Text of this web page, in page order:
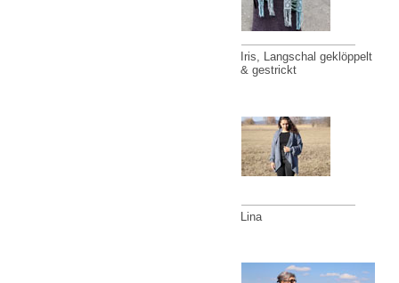
Iris, Langschal geklöppelt
& gestrickt
Lina